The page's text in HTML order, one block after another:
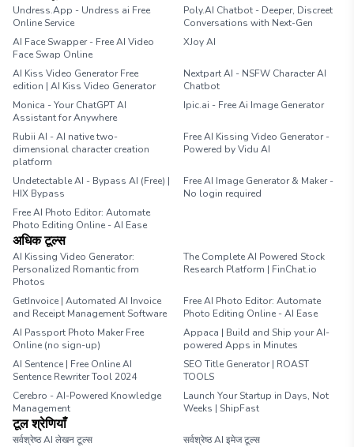
Undress.App - Undress ai Free
Online Service
Poly.AI Chatbot - Deeper, Discreet
Conversations with Next-Gen
AI Face Swapper - Free AI Video
Face Swap Online
XJoy AI
AI Kiss Video Generator Free
edition | AI Kiss Video Generator
Nextpart AI - NSFW Character AI
Chatbot
Monica - Your ChatGPT AI
Assistant for Anywhere
Ipic.ai - Free Ai Image Generator
Rubii AI - AI native two-
dimensional character creation
platform
Free AI Kissing Video Generator -
Powered by Vidu AI
Undetectable AI - Bypass AI (Free) |
HIX Bypass
Free AI Image Generator & Maker -
No login required
Free AI Photo Editor: Automate
Photo Editing Online - AI Ease
अधिक टूल्स
AI Kissing Video Generator:
Personalized Romantic from
Photos
The Complete AI Powered Stock
Research Platform | FinChat.io
GetInvoice | Automated AI Invoice
and Receipt Management Software
Free AI Photo Editor: Automate
Photo Editing Online - AI Ease
AI Passport Photo Maker Free
Online (no sign-up)
Appaca | Build and Ship your AI-
powered Apps in Minutes
AI Sentence | Free Online AI
Sentence Rewriter Tool 2024
SEO Title Generator | ROAST
TOOLS
Cerebro - AI-Powered Knowledge
Management
Launch Your Startup in Days, Not
Weeks | ShipFast
टूल श्रेणियाँ
सर्वश्रेष्ठ AI लेखन टूल्स
सर्वश्रेष्ठ AI इमेज टूल्स